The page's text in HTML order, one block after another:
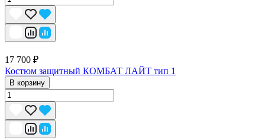
17 700 ₽
Костюм защитный КОМБАТ ЛАЙТ тип 1
В корзину